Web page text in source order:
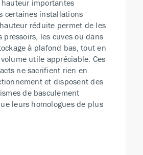
importantes
certaines installations
réduite permet de les
pressoirs, les cuves ou dans
à plafond bas, tout en
utile appréciable. Ces
ne sacrifient rien en
et disposent des
de basculement
leurs homologues de plus